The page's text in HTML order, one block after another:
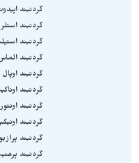
گردنبند
گردنبند
گردنبند
گردنبند
گردنبند
گردنبند
گردنبند
گردنبند
گردنبند
گردنبند